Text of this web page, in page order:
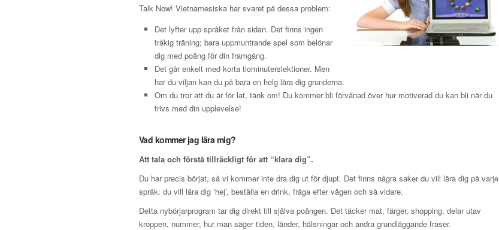
Talk Now! Vietnamesiska har svaret på dessa problem:
Det lyfter upp språket från sidan. Det finns ingen
tråkig träning; bara uppmuntrande spel som belönar
dig med poäng för din framgång.
Det går enkelt med korta tiominuterslektioner. Men
har du viljan kan du på bara en helg lära dig grunderna.
Om du tror att du är för lat, tänk om! Du kommer bli förvånad över hur motiverad du kan bli när du
trivs med din upplevelse!
Vad kommer jag lära mig?
Att tala och förstå tillräckligt för att “klara dig”.
Du har precis börjat, så vi kommer inte dra dig ut för djupt. Det finns några saker du vill lära dig på varje
språk: du vill lära dig ‘hej’, beställa en drink, fråga efter vägen och så vidare.
Detta nybörjarprogram tar dig direkt till själva poängen. Det täcker mat, färger, shopping, delar utav
kroppen, nummer, hur man säger tiden, länder, hälsningar och andra grundläggande fraser.